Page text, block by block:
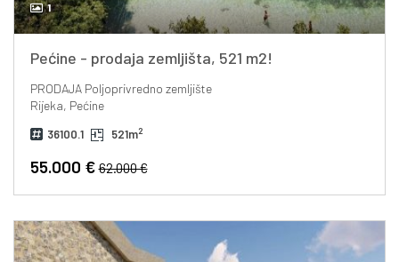
1
Pećine - prodaja zemljišta, 521 m2!
PRODAJAPoljoprivredno zemljište
Rijeka, Pećine
36100.1 521m2
55.000 €62.000 €